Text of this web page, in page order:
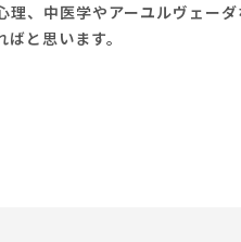
、中医学やアーユルヴェー
と思います。